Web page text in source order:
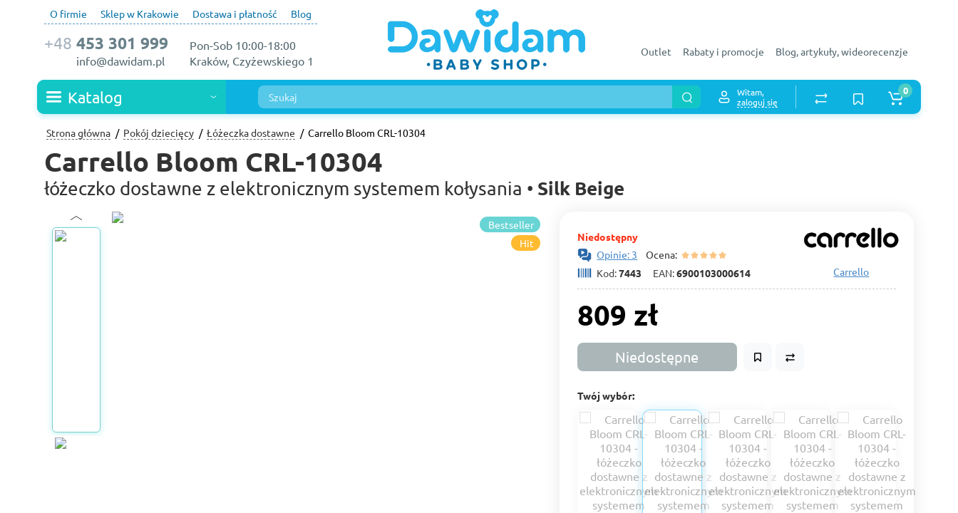
O firmie Sklep w Krakowie Dostawa i płatność Blog
Pon-Sob 10:00-18:00
Kraków, Czyżewskiego 1
+48 453 301 999
info@dawidam.pl
Outlet Rabaty i promocje Blog, artykuły, wideorecenzje
Katalog
Witam,
zaloguj się
0
Strona główna Pokój dziecięcy Łóżeczka dostawne Carrello Bloom CRL-10304
Carrello Bloom CRL-10304
łóżeczko dostawne z elektronicznym systemem kołysania • Silk Beige
Bestseller
Hit
Niedostępny
Opinie: 3 Ocena:
Kod:7443 EAN:6900103000614 Carrello
809 zł
Niedostępne
Twój wybór: